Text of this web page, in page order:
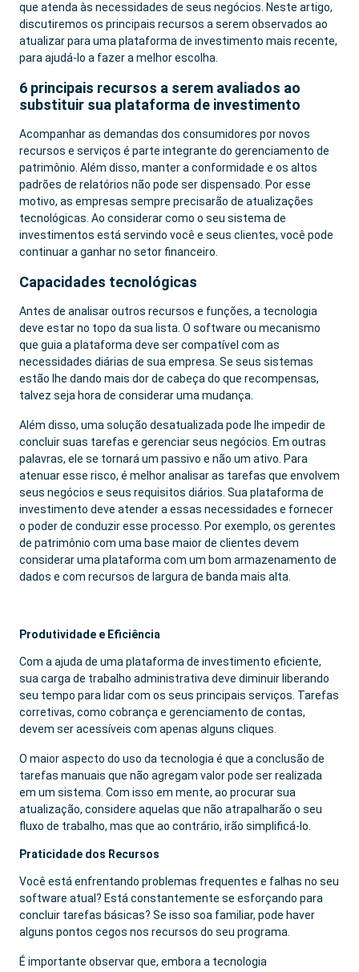
que atenda às necessidades de seus negócios. Neste artigo,
discutiremos os principais recursos a serem observados ao
atualizar para uma plataforma de investimento mais recente,
para ajudá-lo a fazer a melhor escolha.
6 principais recursos a serem avaliados ao
substituir sua plataforma de investimento
Acompanhar as demandas dos consumidores por novos
recursos e serviços é parte integrante do gerenciamento de
patrimônio. Além disso, manter a conformidade e os altos
padrões de relatórios não pode ser dispensado. Por esse
motivo, as empresas sempre precisarão de atualizações
tecnológicas. Ao considerar como o seu sistema de
investimentos está servindo você e seus clientes, você pode
continuar a ganhar no setor financeiro.
Capacidades tecnológicas
Antes de analisar outros recursos e funções, a tecnologia
deve estar no topo da sua lista. O software ou mecanismo
que guia a plataforma deve ser compatível com as
necessidades diárias de sua empresa. Se seus sistemas
estão lhe dando mais dor de cabeça do que recompensas,
talvez seja hora de considerar uma mudança.
Além disso, uma solução desatualizada pode lhe impedir de
concluir suas tarefas e gerenciar seus negócios. Em outras
palavras, ele se tornará um passivo e não um ativo. Para
atenuar esse risco, é melhor analisar as tarefas que envolvem
seus negócios e seus requisitos diários. Sua plataforma de
investimento deve atender a essas necessidades e fornecer
o poder de conduzir esse processo. Por exemplo, os gerentes
de patrimônio com uma base maior de clientes devem
considerar uma plataforma com um bom armazenamento de
dados e com recursos de largura de banda mais alta.
Produtividade e Eficiência
Com a ajuda de uma plataforma de investimento eficiente,
sua carga de trabalho administrativa deve diminuir liberando
seu tempo para lidar com os seus principais serviços. Tarefas
corretivas, como cobrança e gerenciamento de contas,
devem ser acessíveis com apenas alguns cliques.
O maior aspecto do uso da tecnologia é que a conclusão de
tarefas manuais que não agregam valor pode ser realizada
em um sistema. Com isso em mente, ao procurar sua
atualização, considere aquelas que não atrapalharão o seu
fluxo de trabalho, mas que ao contrário, irão simplificá-lo.
Praticidade dos Recursos
Você está enfrentando problemas frequentes e falhas no seu
software atual? Está constantemente se esforçando para
concluir tarefas básicas? Se isso soa familiar, pode haver
alguns pontos cegos nos recursos do seu programa.
É importante observar que, embora a tecnologia